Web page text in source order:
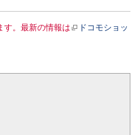
す。最新の情報は
ドコモショッ